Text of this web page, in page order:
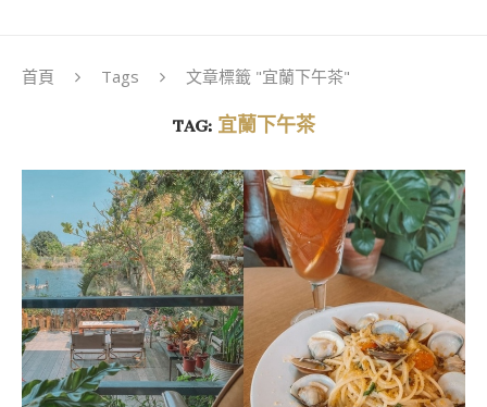
首頁 Tags 文章標籤 "宜蘭下午茶"
TAG:宜蘭下午茶